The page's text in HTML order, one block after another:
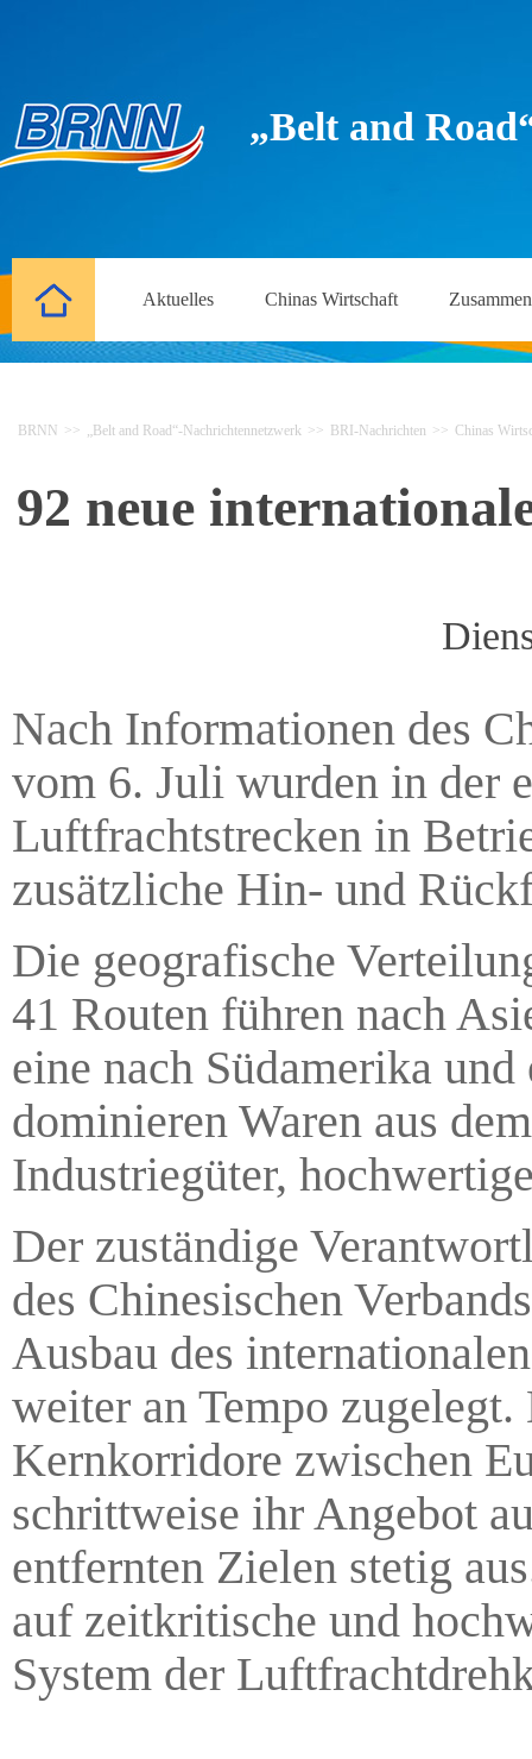
„Belt and
Aktuelles Chinas Wirtschaft
BRNN >> „Belt and Road“-Nachrichtennetzwerk >> BRI-Nachrichten >> Chinas
92 neue
Nach Informationen des
vom 6. Juli wurden in der
Luftfrachtstrecken in
zusätzliche Hin- und
Die geografische
41 Routen führen nach
eine nach Südamerika
dominieren Waren aus
Industriegüter,
Der zuständige
des Chinesischen
Ausbau des
weiter an Tempo
Kernkorridore zwischen
schrittweise ihr Angebot
entfernten Zielen stetig
auf zeitkritische und
System der